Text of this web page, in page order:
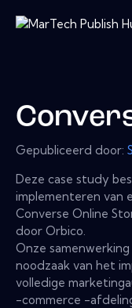
Gepubliceerd door:
Deze case study
implementeren van
Converse Online
door Orbico.
Onze
noodzaak van het
volledige
-commerce -